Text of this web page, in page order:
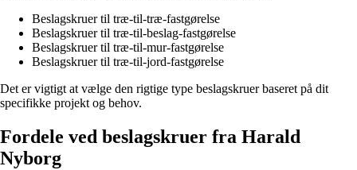
Beslagskruer til træ-til-træ-fastgørelse
Beslagskruer til træ-til-beslag-fastgørelse
Beslagskruer til træ-til-mur-fastgørelse
Beslagskruer til træ-til-jord-fastgørelse
Det er vigtigt at vælge den rigtige type beslagskruer baseret på dit
specifikke projekt og behov.
Fordele ved beslagskruer fra Harald
Nyborg